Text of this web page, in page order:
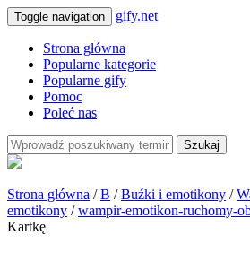
Toggle navigation gify.net
Strona główna
Popularne kategorie
Popularne gify
Pomoc
Poleć nas
Szukaj
Strona główna /B /Buźki i emotikony /
emotikony /wampir-emotikon-ruchomy-
Kartkę